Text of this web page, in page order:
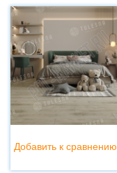
Добавить к сравнению